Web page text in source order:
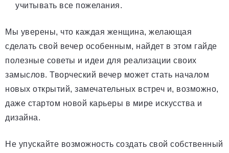
учитывать все пожелания.
Мы уверены, что каждая женщина, желающая
сделать свой вечер особенным, найдет в этом гайде
полезные советы и идеи для реализации своих
замыслов. Творческий вечер может стать началом
новых открытий, замечательных встреч и, возможно,
даже стартом новой карьеры в мире искусства и
дизайна.
Не упускайте возможность создать свой собственный